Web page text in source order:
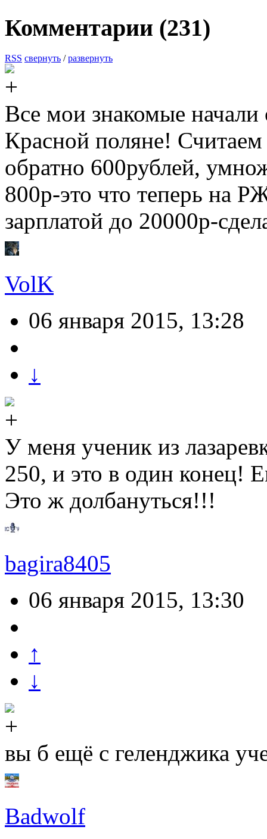
Комментарии (231)
RSS свернуть /развернуть
Все мои знакомые начали
Красной поляне!
обратно 600рублей,
800р-это что теперь на
зарплатой до 20000р-
VolK
06 января 2015, 13:28
↓
У меня ученик из
250, и это в один конец!
Это ж долбануться!!!
bagira8405
06 января 2015, 13:30
↑
↓
вы б ещё с геленджика
Badwolf